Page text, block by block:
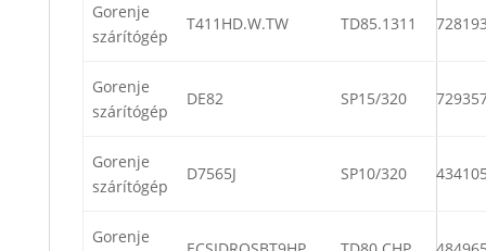
Gorenje
szárítógép
T411HD.W.TW TD85.1311
Gorenje
szárítógép
DE82 SP15/320
Gorenje
szárítógép
D7565J SP10/320
Gorenje